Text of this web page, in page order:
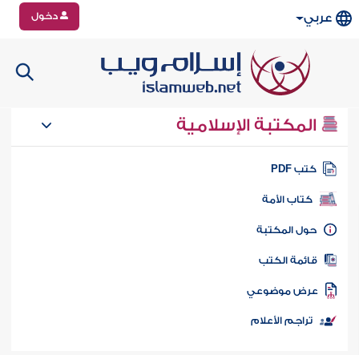
عربي دخول
المكتبة الإسلامية
كتب PDF
كتاب الأمة
المكتبة
الكتب
موضوعي